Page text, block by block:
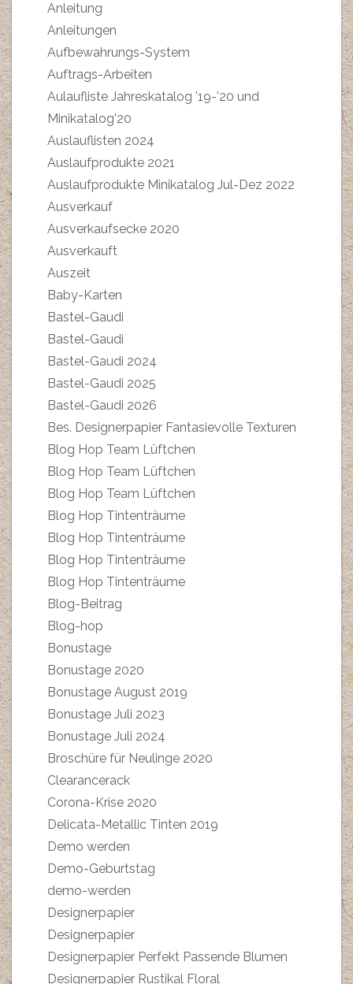
Anleitung
Anleitungen
Aufbewahrungs-System
Auftrags-Arbeiten
Aulaufliste Jahreskatalog '19-'20 und
Minikatalog'20
Auslauflisten 2024
Auslaufprodukte 2021
Auslaufprodukte Minikatalog Jul-Dez 2022
Ausverkauf
Ausverkaufsecke 2020
Ausverkauft
Auszeit
Baby-Karten
Bastel-Gaudi
Bastel-Gaudi
Bastel-Gaudi 2024
Bastel-Gaudi 2025
Bastel-Gaudi 2026
Bes. Designerpapier Fantasievolle Texturen
Blog Hop Team Lüftchen
Blog Hop Team Lüftchen
Blog Hop Team Lüftchen
Blog Hop Tintenträume
Blog Hop Tintenträume
Blog Hop Tintenträume
Blog Hop Tintenträume
Blog-Beitrag
Blog-hop
Bonustage
Bonustage 2020
Bonustage August 2019
Bonustage Juli 2023
Bonustage Juli 2024
Broschüre für Neulinge 2020
Clearancerack
Corona-Krise 2020
Delicata-Metallic Tinten 2019
Demo werden
Demo-Geburtstag
demo-werden
Designerpapier
Designerpapier
Designerpapier Perfekt Passende Blumen
Designerpapier Rustikal Floral